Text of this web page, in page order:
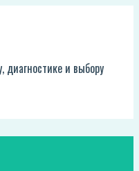
диагностике и выбору